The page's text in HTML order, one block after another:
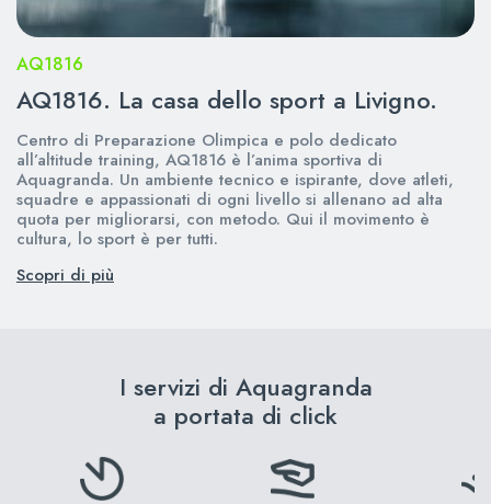
AQ1816
AQ1816. La casa dello sport a Livigno.
Centro di Preparazione Olimpica e polo dedicato
all’altitude training, AQ1816 è l’anima sportiva di
Aquagranda. Un ambiente tecnico e ispirante, dove atleti,
squadre e appassionati di ogni livello si allenano ad alta
quota per migliorarsi, con metodo. Qui il movimento è
cultura, lo sport è per tutti.
Scopri di più
I servizi di Aquagranda
a portata di click